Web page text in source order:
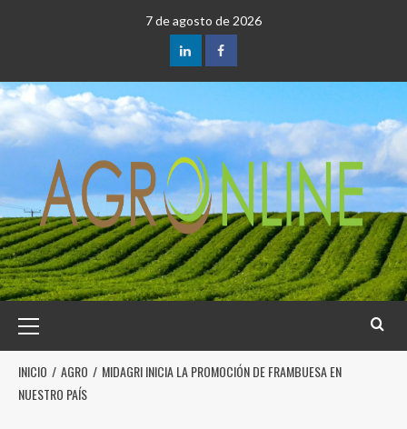
7 de agosto de 2026
INICIO AGRO
MIDAGRI INICIA LA PROMOCIÓN DE FRAMBUESA EN
NUESTRO PAÍS